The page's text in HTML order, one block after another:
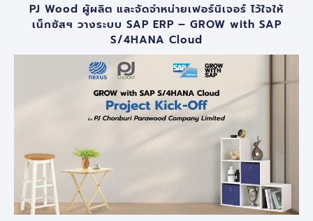
PJ Wood ผู้ผลิต และจัดจำหน่ายเฟอร์นิเจอร์ ไว้ใจให้
เน็กซัสฯ วางระบบ SAP ERP – GROW with SAP
S/4HANA Cloud